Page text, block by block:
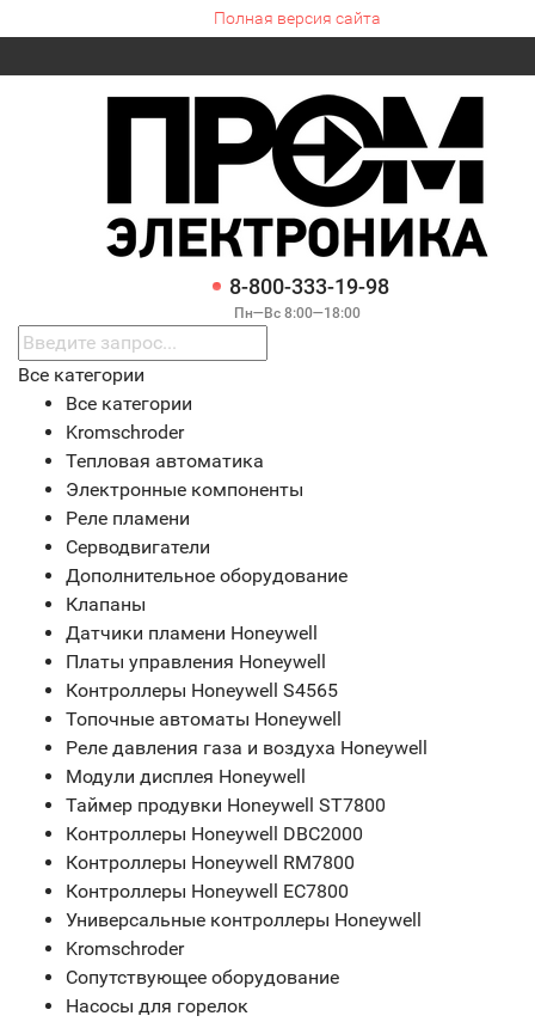
Полная версия сайта
8-800-333-19-98
Пн—Вс 8:00—18:00
Все категории
Все категории
Kromschroder
Тепловая автоматика
Электронные компоненты
Реле пламени
Серводвигатели
Дополнительное оборудование
Клапаны
Датчики пламени Honeywell
Платы управления Honeywell
Контроллеры Honeywell S4565
Топочные автоматы Honeywell
Реле давления газа и воздуха Honeywell
Модули дисплея Honeywell
Таймер продувки Honeywell ST7800
Контроллеры Honeywell DBC2000
Контроллеры Honeywell RM7800
Контроллеры Honeywell EC7800
Универсальные контроллеры Honeywell
Kromschroder
Сопутствующее оборудование
Насосы для горелок